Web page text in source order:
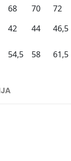
68 70 72
42 44 46,5
54,5 58 61,5